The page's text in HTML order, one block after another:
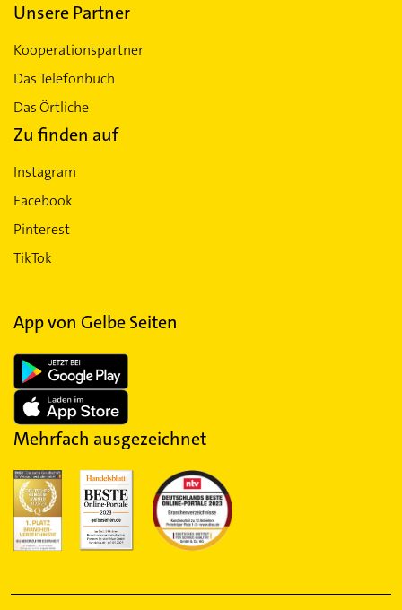
Unsere Partner
Kooperationspartner
Das Telefonbuch
Das Örtliche
Zu finden auf
Instagram
Facebook
Pinterest
TikTok
App von Gelbe Seiten
Mehrfach ausgezeichnet